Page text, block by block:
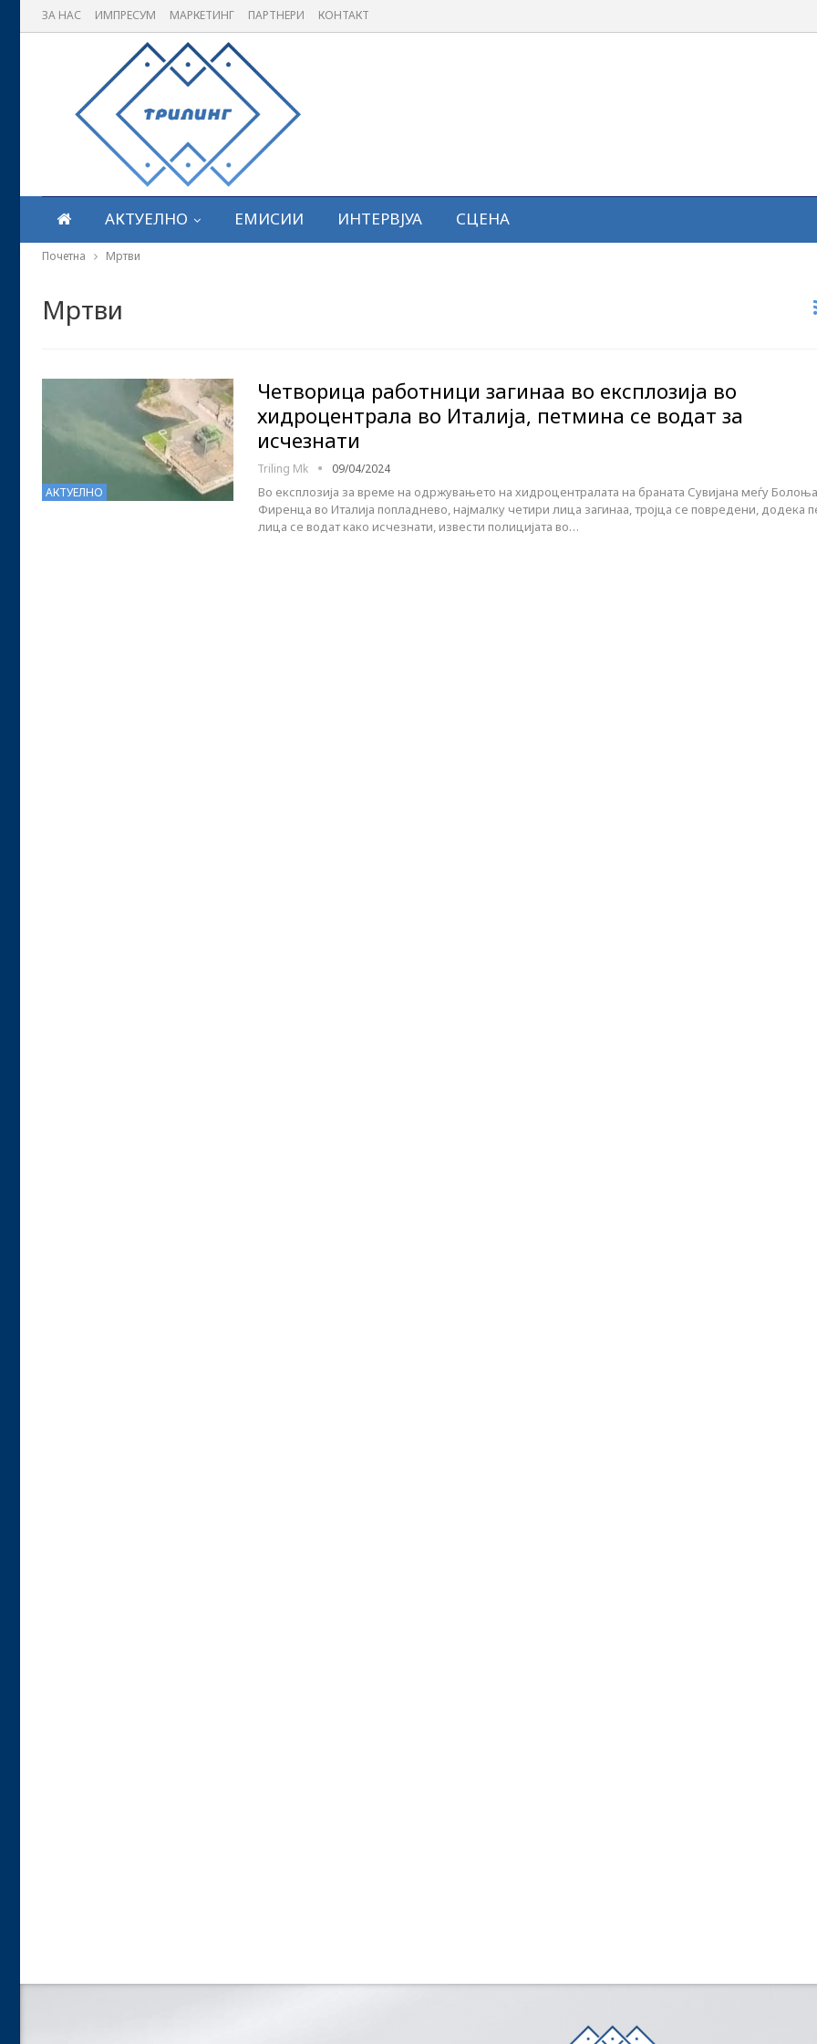
ЗА НАС ИМПРЕСУМ МАРКЕТИНГ ПАРТНЕРИ КОНТАКТ
АКТУЕЛНО ЕМИСИИ ИНТЕРВЈУА СЦЕНА
Почетна Мртви
Мртви
АКТУЕЛНО
Четворица работници загинаа во експлозија во
хидроцентрала во Италија, петмина се водат за
исчезнати
Triling Mk 09/04/2024
Во експлозија за време на одржувањето на хидроцентралата на браната Сувијана меѓу
Фиренца во Италија попладнево, најмалку четири лица загинаа, тројца се повредени, додека
лица се водат како исчезнати, извести полицијата во…